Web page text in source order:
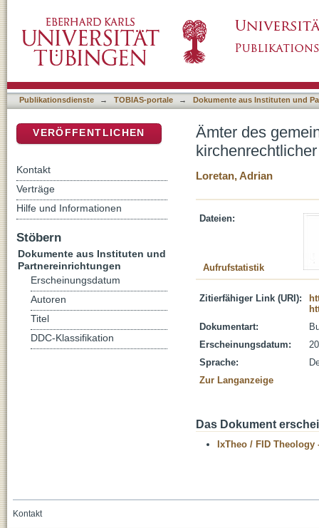
Publikationsdienste → TOBIAS-portale → Dokumente aus Instituten und
Ämter des
Loretan, Adrian
Dateien:
Aufrufstatistik
Zitierfähiger Link (URI):
Dokumentart:
Erscheinungsdatum:
Sprache:
Zur Langanzeige
Das Dokument
IxTheo / FID Theology
VERÖFFENTLICHEN
Kontakt
Verträge
Hilfe und Informationen
Stöbern
Dokumente aus Instituten und
Partnereinrichtungen
Erscheinungsdatum
Autoren
Titel
DDC-Klassifikation
Kontakt